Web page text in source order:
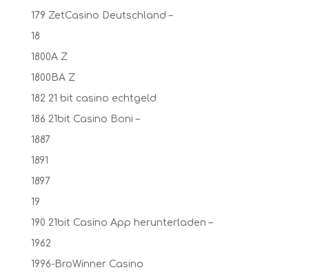
179 ZetCasino Deutschland –
18
1800A Z
1800BA Z
182 21 bit casino echtgeld
186 21bit Casino Boni –
1887
1891
1897
19
190 21bit Casino App herunterladen –
1962
1996-BroWinner Casino